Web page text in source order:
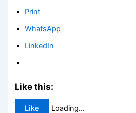
Print
WhatsApp
LinkedIn
Like this:
Like Loading...